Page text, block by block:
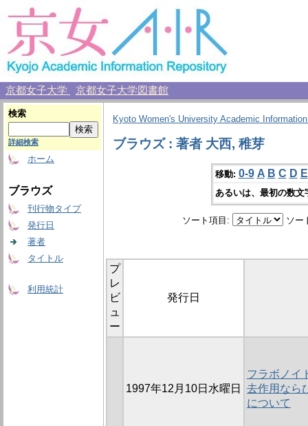
京都女子大学 京都女子大学図書館
検索
詳細検索
ホーム
ブラウズ
刊行物タイプ
発行日
著者
タイトル
利用統計
Kyoto Women's University Academic
ブラウズ : 著者 大西, 稚芽
移動: 0-9 A B C D E
あるいは、最初の数
ソート項目: ソー
プ
レ
ビ
ュ
ー
発行日
1997年12月10日水曜日
フラボノイ
去作用なら
について